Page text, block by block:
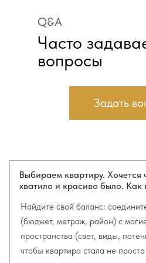
Q&A
Часто
вопросы
Задать
Выбираем квартиру. Хочется
хватило и красиво было. Как
Найдите свой баланс:
(бюджет, метраж, район) с
пространства (свет, виды,
чтобы квартира стала не